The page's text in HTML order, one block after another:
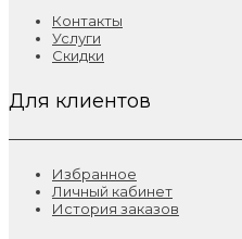
Контакты
Услуги
Скидки
Для клиентов
Избранное
Личный кабинет
История заказов